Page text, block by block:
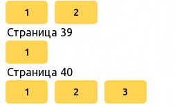
1 2
Страница 39
1
Страница 40
1 2 3